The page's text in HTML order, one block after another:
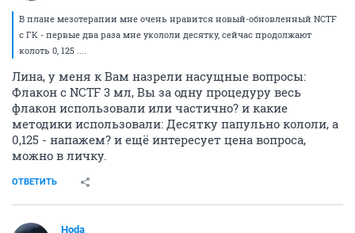
В плане мезотерапии мне очень нравится новый-обновленный NCTF
с ГК - первые два раза мне укололи десятку, сейчас продолжают
колоть 0, 125 ....
Лина, у меня к Вам назрели насущные вопросы:
Флакон с NCTF 3 мл, Вы за одну процедуру весь
флакон использовали или частично? и какие
методики использовали: Десятку папульно кололи, а
0,125 - напажем? и ещё интересует цена вопроса,
можно в личку.
ОТВЕТИТЬ
Hoda